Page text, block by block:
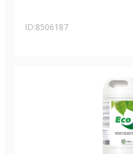
ID:8506187